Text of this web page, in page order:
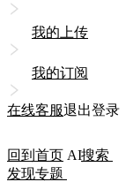
我的上传
我的订阅
在线客服退出登录
回到首页 AI搜索
发现专题